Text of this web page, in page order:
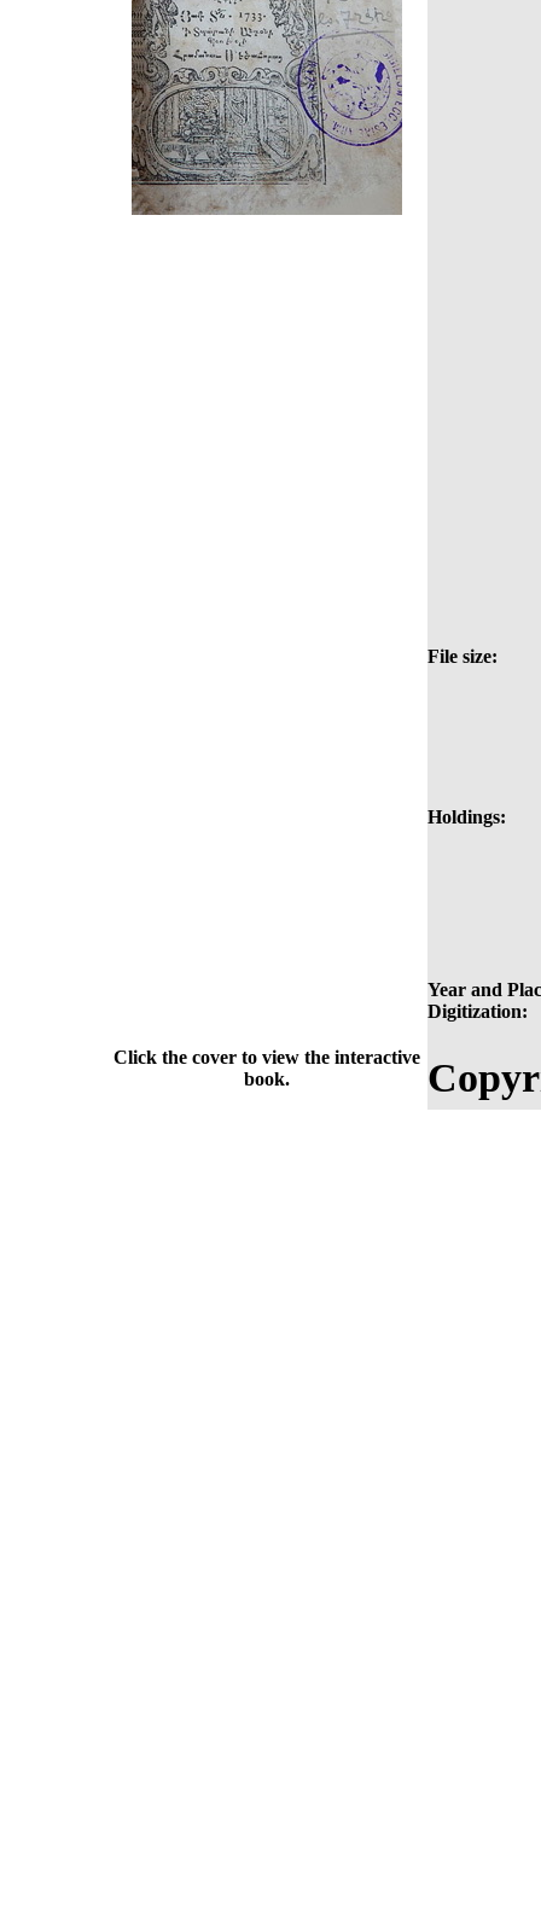
File size:
Holdings:
Year and
Digitization:
Click the cover to view the interactive
book.